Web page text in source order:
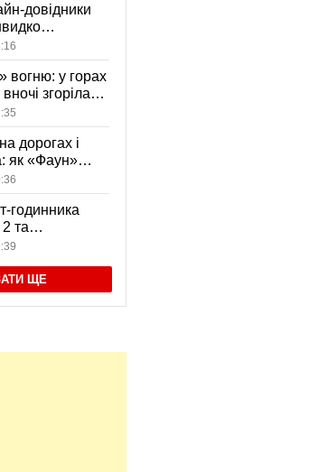
довідники
у своєму
вогню: у горах
згоріла
дорогах і
як «Фаун»
в Коломиї
годинника
та
Buds Pro 2
ЩЕ